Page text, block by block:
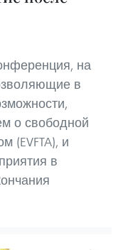
на
в
о свободной
(EVFTA), и
в